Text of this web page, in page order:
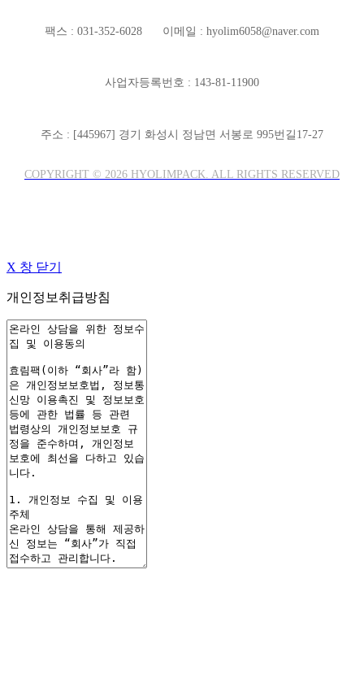
팩스 : 031-352-6028 이메일 : hyolim6058@naver.com
사업자등록번호 : 143-81-11900
주소 : [445967] 경기 화성시 정남면 서봉로 995번길17-27
COPYRIGHT © 2026 HYOLIMPACK. ALL RIGHTS RESERVED
X 창 닫기
개인정보취급방침